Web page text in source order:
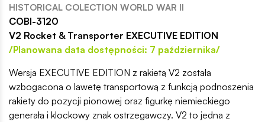
HISTORICAL COLECTION WORLD WAR II
COBI-3120
V2 Rocket & Transporter EXECUTIVE EDITION
/Planowana data dostępności: 7 października/
Wersja EXECUTIVE EDITION z rakietą V2 została
wzbogacona o lawetę transportową z funkcją podnoszenia
rakiety do pozycji pionowej oraz figurkę niemieckiego
generała i klockowy znak ostrzegawczy. V2 to jedna z